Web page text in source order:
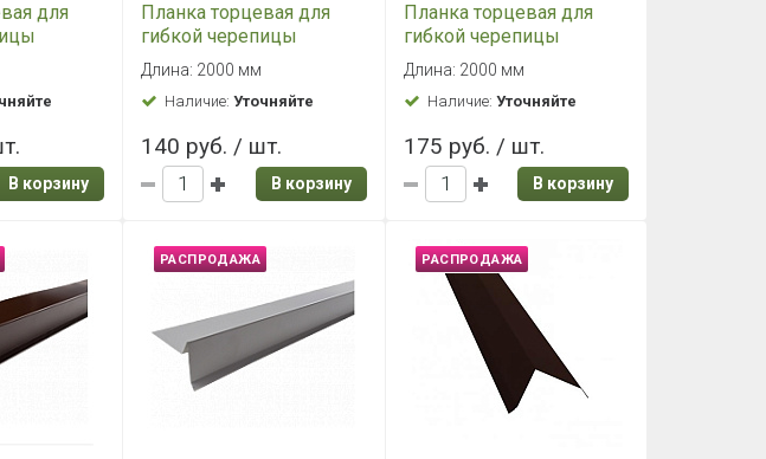
для
В корзину
Планка торцевая для
гибкой черепицы
полиэстер Шинглас
(темно-серая RAL 7024)
75*25*65*5 (р)
Длина: 2000 мм
Наличие:Уточняйте
140 руб. / шт.
В корзину
Планка торцевая для
гибкой черепицы
полиэстер Шинглас
(коричневая 8017)
75*25*65*5 (р)
Длина: 2000 мм
Наличие: Уточняйте
175 руб. / шт.
В корзину
РАСПРОДАЖА РАСПРОДАЖА